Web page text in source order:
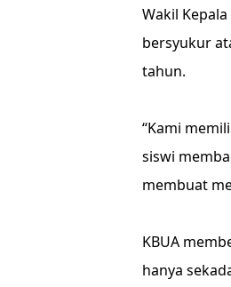
Wakil
bersyukur
tahun.
‘‘Kami
siswi
membuat
KBUA
hanya